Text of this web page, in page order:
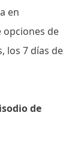
en
opciones de
los 7 días de
de